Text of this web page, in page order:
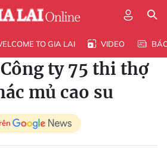
TO GIA LAI VIDEO
ty 75 thi thợ
mủ cao su